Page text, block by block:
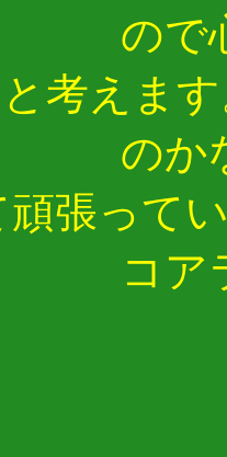
ので
考えま
のか
頑張って
コア